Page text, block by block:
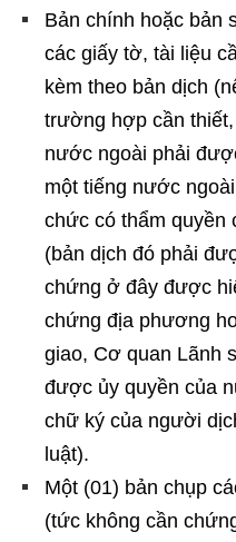
Bản chính hoặc bản
các giấy tờ, tài liệu
kèm theo bản dịch
trường hợp cần
nước ngoài phải
một tiếng nước
chức có thẩm quyền
(bản dịch đó phải
chứng ở đây được
chứng địa phương
giao, Cơ quan Lãnh
được ủy quyền của
chữ ký của người
luật).
Một (01) bản chụp
(tức không cần